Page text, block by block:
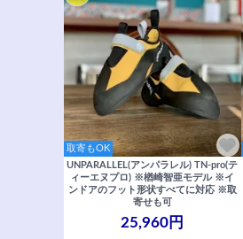
取寄もOK
UNPARALLEL(アンパラレル) TN-pro(テ
ィーエヌプロ) ※楢崎智亜モデル ※イ
ンドアのフット形状すべてに対応 ※取
寄せも可
25,960円